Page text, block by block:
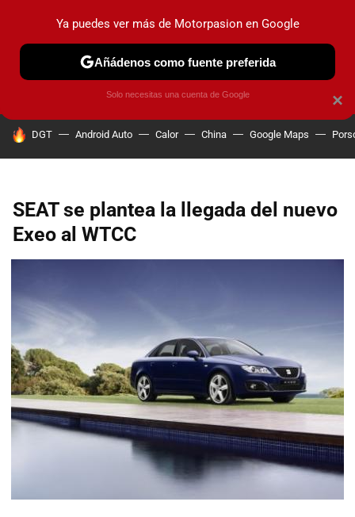
PRUEBAS COCHES ELÉCTRICOS OBSERVATORIO
HOY SE HABLA DE
DGT Android Auto Calor China Google Maps
SEAT se plantea la llegada del nuevo
Exeo al WTCC
×
Ya puedes ver más de Motorpasion en Google
Añádenos como fuente preferida
Solo necesitas una cuenta de Google